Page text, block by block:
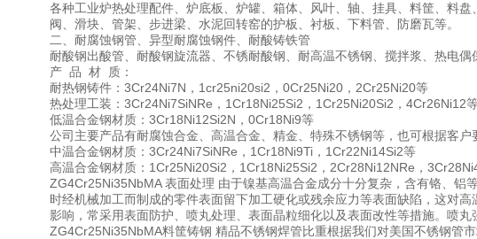
各种工业炉热处理配件、炉底板、炉罐、箱体、风叶、轴、挂具、料筐、料
阀、滑块、管架、步进梁、水泥回转窑的护板、衬板、下料管、防磨瓦等。
二、耐腐蚀钢管、异型耐腐蚀钢件、耐酸铸铁管
耐酸钢出酸管、耐酸钢旋流器、不锈耐酸钢、耐高温不锈钢、搅拌浆、热电偶
产 品 材 质：
耐热钢铸件：3Cr24Ni7N，1cr25ni20si2，0Cr25Ni20，2Cr25Ni20等
热处理工装：3Cr24Ni7SiNRe，1Cr18Ni25Si2，1Cr25Ni20Si2，4Cr26Ni12
低温合金钢材质：3Cr18Ni12Si2N，0Cr18Ni9等
公司主要产品有耐腐蚀合金、高温合金、精金、特殊不锈钢等，也可根据客户
中温合金钢材质：3Cr24Ni7SiNRe，1Cr18Ni9Ti，1Cr22Ni14Si2等
高温合金钢材质：1Cr25Ni20Si2，1Cr18Ni25Si2，2Cr28Ni12NRe，
ZG4Cr25Ni35NbMA 表面处理 由于镍基高温合金成分十分复杂，含有铬、铝
时经机械加工而制成的零件表面留下加工硬化或残余应力等表面缺陷，这对
影响，常采用表面防护、喷丸处理、表面晶粒细化以及表面改性等措施。喷丸
ZG4Cr25Ni35NbMA料筐铸钢 精品不锈钢焊管比重根据我们对美国不锈钢管